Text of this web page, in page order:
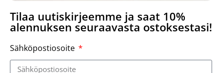
Valitse vaihtoehdoista Valitse vaihtoehdoista
Tilaa uutiskirjeemme ja saat 10%
alennuksen seuraavasta ostoksestasi!
Sähköpostiosoite